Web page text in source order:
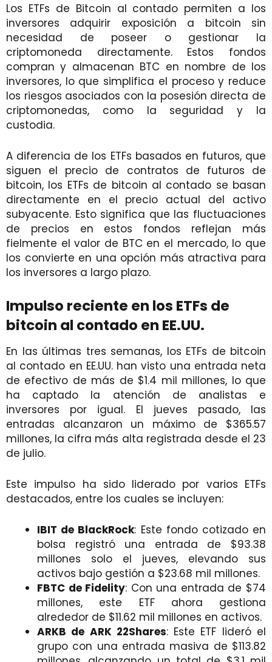
Los ETFs de Bitcoin al contado permiten a los
inversores adquirir exposición a bitcoin sin
necesidad de poseer o gestionar la
criptomoneda directamente. Estos fondos
compran y almacenan BTC en nombre de los
inversores, lo que simplifica el proceso y reduce
los riesgos asociados con la posesión directa de
criptomonedas, como la seguridad y la
custodia.
A diferencia de los ETFs basados en futuros, que
siguen el precio de contratos de futuros de
bitcoin, los ETFs de bitcoin al contado se basan
directamente en el precio actual del activo
subyacente. Esto significa que las fluctuaciones
de precios en estos fondos reflejan más
fielmente el valor de BTC en el mercado, lo que
los convierte en una opción más atractiva para
los inversores a largo plazo.
Impulso reciente en los ETFs de
bitcoin al contado en EE.UU.
En las últimas tres semanas, los ETFs de bitcoin
al contado en EE.UU. han visto una entrada neta
de efectivo de más de $1.4 mil millones, lo que
ha captado la atención de analistas e
inversores por igual. El jueves pasado, las
entradas alcanzaron un máximo de $365.57
millones, la cifra más alta registrada desde el 23
de julio.
Este impulso ha sido liderado por varios ETFs
destacados, entre los cuales se incluyen:
IBIT de BlackRock: Este fondo cotizado en
bolsa registró una entrada de $93.38
millones solo el jueves, elevando sus
activos bajo gestión a $23.68 mil millones.
FBTC de Fidelity: Con una entrada de $74
millones, este ETF ahora gestiona
alrededor de $11.62 mil millones en activos.
ARKB de ARK 22Shares: Este ETF lideró el
grupo con una entrada masiva de $113.82